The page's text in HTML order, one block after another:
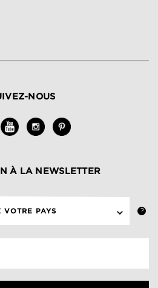
NOUS
À LA NEWSLETTER
VOTRE PAYS